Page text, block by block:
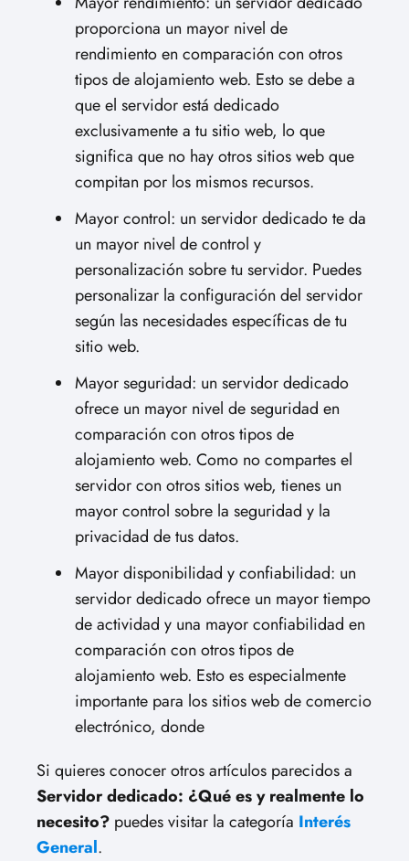
proporciona un mayor nivel de
rendimiento en comparación con otros
tipos de alojamiento web. Esto se debe a
que el servidor está dedicado
exclusivamente a tu sitio web, lo que
significa que no hay otros sitios web que
compitan por los mismos recursos.
Mayor control: un servidor dedicado te da
un mayor nivel de control y
personalización sobre tu servidor. Puedes
personalizar la configuración del servidor
según las necesidades específicas de tu
sitio web.
Mayor seguridad: un servidor dedicado
ofrece un mayor nivel de seguridad en
comparación con otros tipos de
alojamiento web. Como no compartes el
servidor con otros sitios web, tienes un
mayor control sobre la seguridad y la
privacidad de tus datos.
Mayor disponibilidad y confiabilidad: un
servidor dedicado ofrece un mayor tiempo
de actividad y una mayor confiabilidad en
comparación con otros tipos de
alojamiento web. Esto es especialmente
importante para los sitios web de comercio
electrónico, donde
Si quieres conocer otros artículos parecidos a
Servidor dedicado: ¿Qué es y realmente lo
necesito? puedes visitar la categoría Interés
General.